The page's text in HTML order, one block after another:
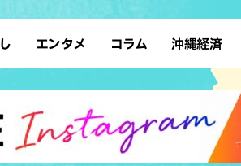
ば
ェ
本料理
ドライブ
ソロ活
ピ SDGs
ョン ローカルニュース
住 沖縄旧暦行事
エンタメ
スポーツ 占い
タレント・芸人 テレビ
コラム 沖縄経済